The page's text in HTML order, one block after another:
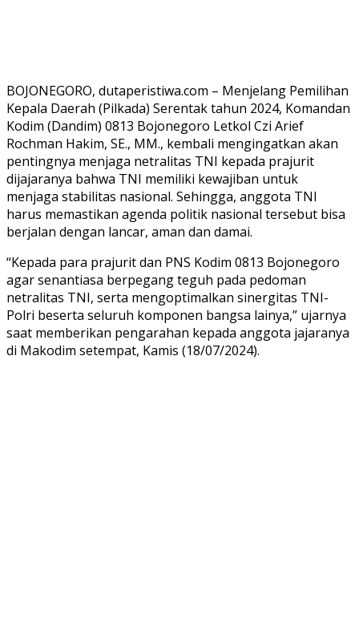
BOJONEGORO, dutaperistiwa.com – Menjelang Pemilihan
Kepala Daerah (Pilkada) Serentak tahun 2024, Komandan
Kodim (Dandim) 0813 Bojonegoro Letkol Czi Arief
Rochman Hakim, SE., MM., kembali mengingatkan akan
pentingnya menjaga netralitas TNI kepada prajurit
dijajaranya bahwa TNI memiliki kewajiban untuk
menjaga stabilitas nasional. Sehingga, anggota TNI
harus memastikan agenda politik nasional tersebut bisa
berjalan dengan lancar, aman dan damai.
“Kepada para prajurit dan PNS Kodim 0813 Bojonegoro
agar senantiasa berpegang teguh pada pedoman
netralitas TNI, serta mengoptimalkan sinergitas TNI-
Polri beserta seluruh komponen bangsa lainya,” ujarnya
saat memberikan pengarahan kepada anggota jajaranya
di Makodim setempat, Kamis (18/07/2024).